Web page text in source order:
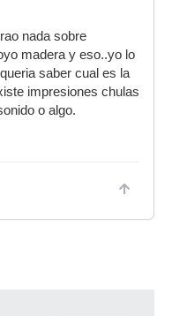
nada sobre
madera y eso..yo lo
saber cual es la
impresiones chulas
o algo.